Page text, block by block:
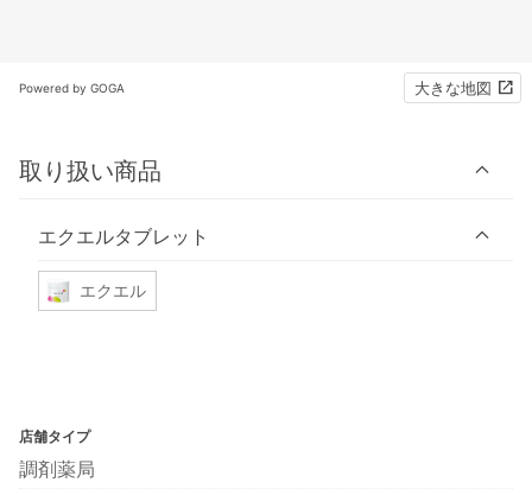
Powered by GOGA 大きな地図
取り扱い商品
エクエルタブレット
エクエル
店舗タイプ
調剤薬局